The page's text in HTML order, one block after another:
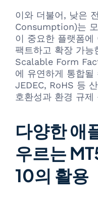
이와 더불어, 낮은
Consumption)는
이 중요한 플랫폼에
팩트하고 확장 가
Scalable Form
에 유연하게 통합될
JEDEC, RoHS 등
호환성과 환경 규제
다양한 애
우르는
10의 활용